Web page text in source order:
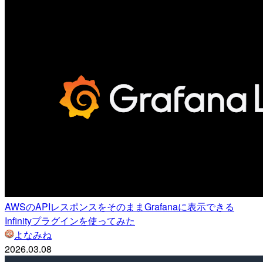
AWSのAPIレスポンスをそのままGrafanaに表示できる
Infinityプラグインを使ってみた
よなみね
2026.03.08